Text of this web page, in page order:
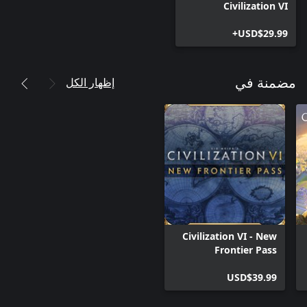
Civilization VI
USD$29.99+
مضمنة في إظهار الكل
Civilization VI - New
Frontier Pass
USD$39.99